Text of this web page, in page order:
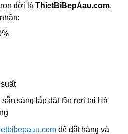
đời là ThietBiBepAau.com.
sàng lắp đặt tận nơi tại Hà
để đặt hàng và